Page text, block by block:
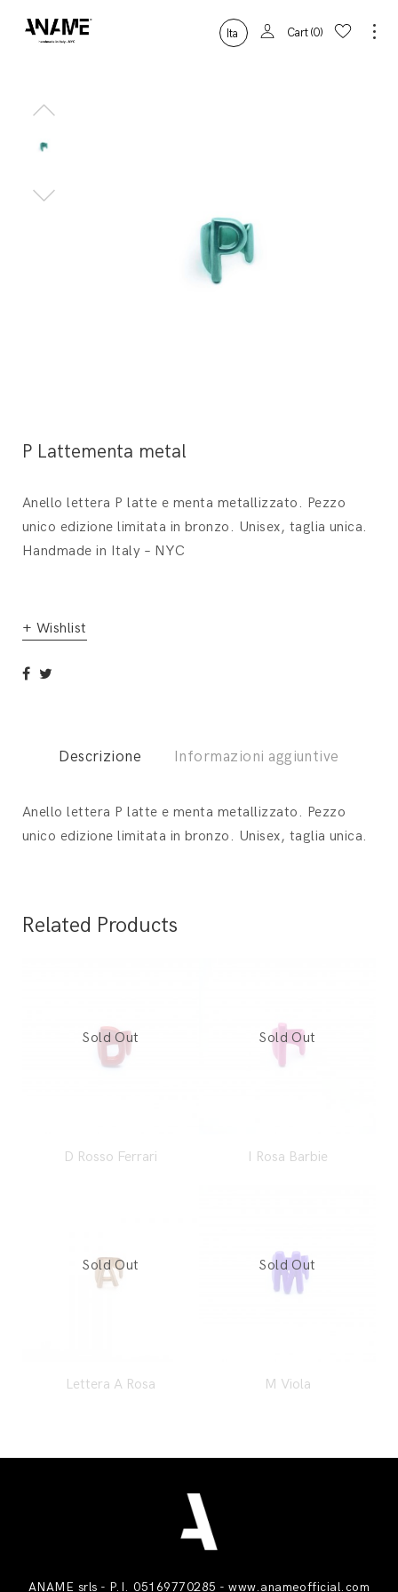
Ita Cart 0
P Lattementa metal
Anello lettera P latte e menta metallizzato. Pezzo
unico edizione limitata in bronzo. Unisex, taglia unica.
Handmade in Italy – NYC
+ Wishlist
Descrizione Informazioni aggiuntive
Anello lettera P latte e menta metallizzato. Pezzo
unico edizione limitata in bronzo. Unisex, taglia unica.
Related Products
D Rosso Ferrari I Rosa Barbie
Lettera A Rosa M Viola
ANAME srls - P.I. 05169770285 -www.anameofficial.com